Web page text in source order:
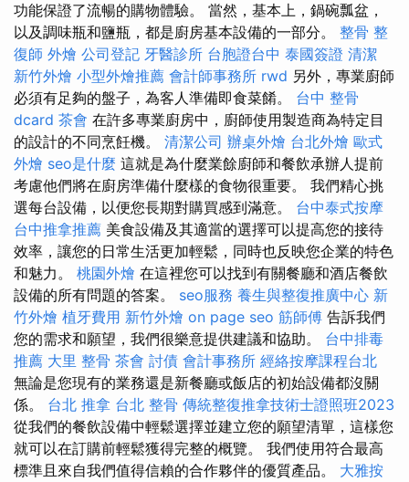
功能保證了流暢的購物體驗。 當然，基本上，鍋碗瓢盆，
以及調味瓶和鹽瓶，都是廚房基本設備的一部分。 整骨 整
復師 外燴 公司登記 牙醫診所 台胞證台中 泰國簽證 清潔
新竹外燴 小型外燴推薦 會計師事務所 rwd 另外，專業廚師
必須有足夠的盤子，為客人準備即食菜餚。 台中 整骨
dcard 茶會 在許多專業廚房中，廚師使用製造商為特定目
的設計的不同烹飪機。 清潔公司 辦桌外燴 台北外燴 歐式
外燴 seo是什麼 這就是為什麼業餘廚師和餐飲承辦人提前
考慮他們將在廚房準備什麼樣的食物很重要。 我們精心挑
選每台設備，以便您長期對購買感到滿意。 台中泰式按摩
台中推拿推薦 美食設備及其適當的選擇可以提高您的接待
效率，讓您的日常生活更加輕鬆，同時也反映您企業的特色
和魅力。 桃園外燴 在這裡您可以找到有關餐廳和酒店餐飲
設備的所有問題的答案。 seo服務 養生與整復推廣中心 新
竹外燴 植牙費用 新竹外燴 on page seo 筋師傅 告訴我們
您的需求和願望，我們很樂意提供建議和協助。 台中排毒
推薦 大里 整骨 茶會 討債 會計事務所 經絡按摩課程台北
無論是您現有的業務還是新餐廳或飯店的初始設備都沒關
係。 台北 推拿 台北 整骨 傳統整復推拿技術士證照班2023
從我們的餐飲設備中輕鬆選擇並建立您的願望清單，這樣您
就可以在訂購前輕鬆獲得完整的概覽。 我們使用符合最高
標準且來自我們值得信賴的合作夥伴的優質產品。 大雅按